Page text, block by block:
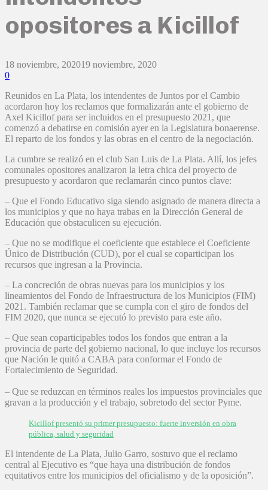
opositores a Kicillof
18 noviembre, 202019 noviembre, 2020
0
Reunidos en La Plata, los intendentes de Juntos por el Cambio
acordaron hoy los reclamos que formalizarán ante el gobierno de
Axel Kicillof para ser incluidos en el presupuesto 2021, que
comenzó a debatirse en comisión ayer en la Legislatura bonaerense.
El reparto de los fondos y las obras en el centro de la negociación.
La cumbre se realizó en el club San Luis de La Plata. Allí, los jefes
comunales opositores analizaron la letra chica del proyecto de
presupuesto y acordaron que reclamarán cinco puntos clave:
– Que el Fondo Educativo siga siendo asignado de manera directa a
los municipios y que no haya trabas en la Dirección General de
Educación que obstaculicen su ejecución.
– Que no se modifique el coeficiente que establece el Coeficiente
Único de Distribución (CUD), por el cual se coparticipan los
recursos que ingresan a la Provincia.
– La concreción de obras nuevas para los municipios y los
lineamientos del Fondo de Infraestructura de los Municipios (FIM)
2021. También reclamar que se cumpla con el giro de fondos del
FIM 2020, que nunca se ejecutó lo previsto para este año.
– Que sean coparticipables todos los fondos que entran a la
provincia de parte del gobierno nacional, lo que incluye los recursos
que Nación le quitó a CABA para conformar el Fondo de
Fortalecimiento de Seguridad.
– Que se reduzcan en términos reales los impuestos provinciales que
gravan a la producción y el trabajo, sobretodo del sector Pyme.
Kicillof presentó su primer presupuesto: fuerte inversión en obra
pública, salud y seguridad
El intendente de La Plata, Julio Garro, sostuvo que el reclamo
central al Ejecutivo es “que haya una distribución de fondos
equitativos entre los municipios del oficialismo y de la oposición”.